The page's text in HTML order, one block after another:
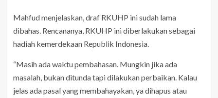
Mahfud menjelaskan, draf RKUHP ini sudah lama
dibahas. Rencananya, RKUHP ini diberlakukan sebagai
hadiah kemerdekaan Republik Indonesia.
“Masih ada waktu pembahasan. Mungkin jika ada
masalah, bukan ditunda tapi dilakukan perbaikan. Kalau
jelas ada pasal yang membahayakan, ya dihapus atau